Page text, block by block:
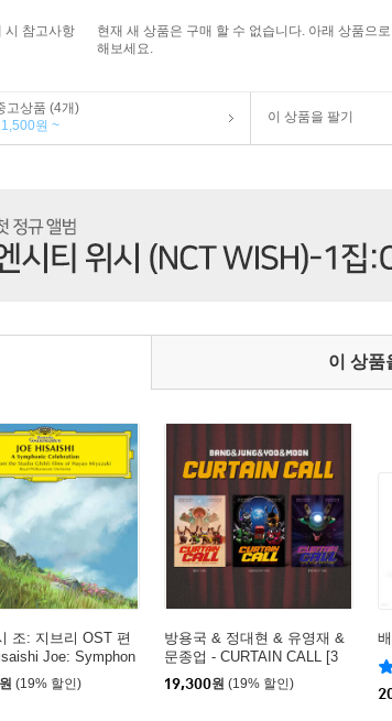
시 참고사항
현재 새 상품은 구매 할 수 없습니다. 아래 상품으
해보세요.
고상품 (4개)
원 ~
이 상품을 팔기
이 상품
조: 지브리 OST 편
Joe: Symphon
[2CD]
원 (19% 할인)
방용국 & 정대현 & 유영재 &
문종업 - CURTAIN CALL [3
종 중 1종 랜덤발송]
19,300원 (19% 할인)